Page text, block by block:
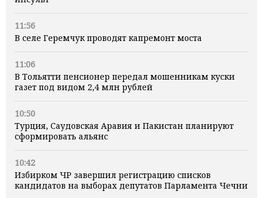
11:56
В селе Геремчук проводят капремонт моста
11:06
В Тольятти пенсионер передал мошенникам куски
газет под видом 2,4 млн рублей
10:50
Турция, Саудовская Аравия и Пакистан планируют
сформировать альянс
10:42
Избирком ЧР завершил регистрацию списков
кандидатов на выборах депутатов Парламента Чечни